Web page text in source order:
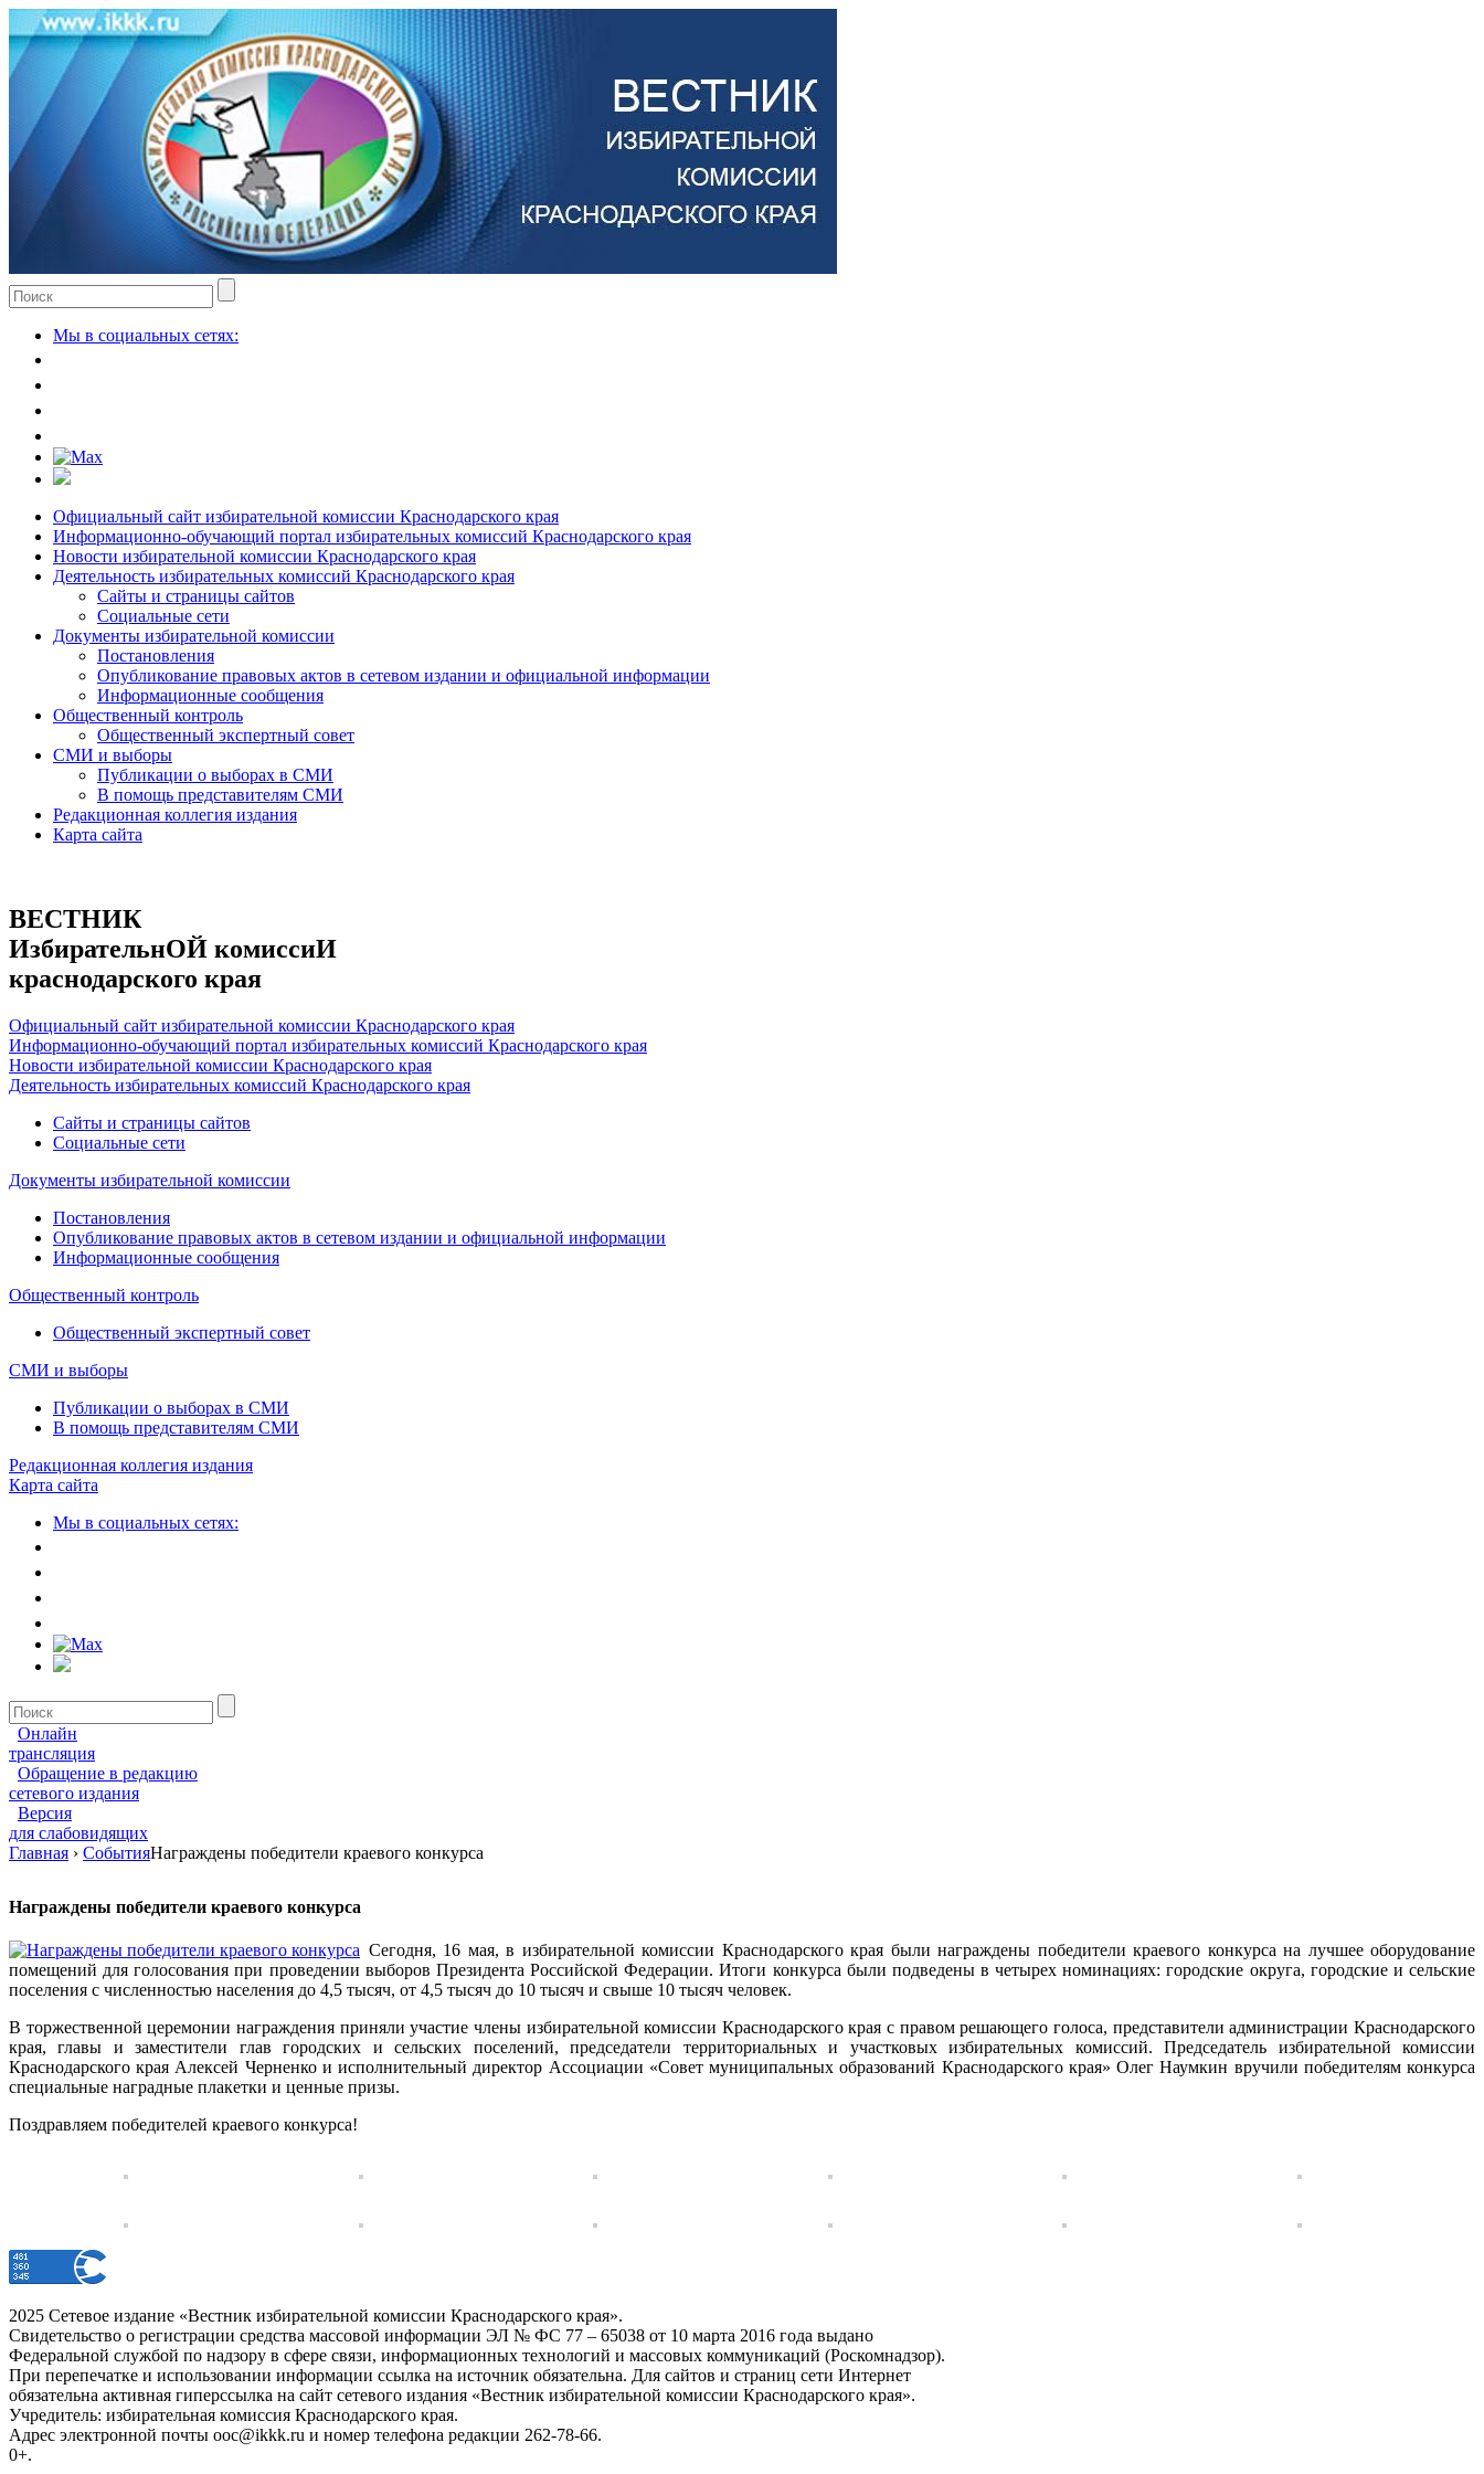
Мы в социальных сетях:
Официальный сайт избирательной комиссии Краснодарского края
Информационно-обучающий портал избирательных комиссий Краснодарского края
Новости избирательной комиссии Краснодарского края
Деятельность избирательных комиссий Краснодарского края
Сайты и страницы сайтов
Социальные сети
Документы избирательной комиссии
Постановления
Опубликование правовых актов в сетевом издании и официальной информации
Информационные сообщения
Общественный контроль
Общественный экспертный совет
СМИ и выборы
Публикации о выборах в СМИ
В помощь представителям СМИ
Редакционная коллегия издания
Карта сайта
ВЕСТНИК
ИзбирательнОЙ комиссиИ
краснодарского края
Официальный сайт избирательной комиссии Краснодарского края
Информационно-обучающий портал избирательных комиссий Краснодарского края
Новости избирательной комиссии Краснодарского края
Деятельность избирательных комиссий Краснодарского края
Сайты и страницы сайтов
Социальные сети
Документы избирательной комиссии
Постановления
Опубликование правовых актов в сетевом издании и официальной информации
Информационные сообщения
Общественный контроль
Общественный экспертный совет
СМИ и выборы
Публикации о выборах в СМИ
В помощь представителям СМИ
Редакционная коллегия издания
Карта сайта
Мы в социальных сетях:
Онлайн
трансляция
Обращение в редакцию
сетевого издания
Версия
для слабовидящих
Главная › СобытияНаграждены победители краевого конкурса
Награждены победители краевого конкурса
Сегодня, 16 мая, в избирательной комиссии Краснодарского края были награждены победители краевого конкурса на лучшее оборудование
помещений для голосования при проведении выборов Президента Российской Федерации. Итоги конкурса были подведены в четырех номинациях: городские округа, городские и сельские
поселения с численностью населения до 4,5 тысяч, от 4,5 тысяч до 10 тысяч и свыше 10 тысяч человек.
В торжественной церемонии награждения приняли участие члены избирательной комиссии Краснодарского края с правом решающего голоса, представители администрации Краснодарского
края, главы и заместители глав городских и сельских поселений, председатели территориальных и участковых избирательных комиссий. Председатель избирательной комиссии
Краснодарского края Алексей Черненко и исполнительный директор Ассоциации «Совет муниципальных образований Краснодарского края» Олег Наумкин вручили победителям конкурса
специальные наградные плакетки и ценные призы.
Поздравляем победителей краевого конкурса!
2025 Сетевое издание «Вестник избирательной комиссии Краснодарского края».
Свидетельство о регистрации средства массовой информации ЭЛ № ФС 77 – 65038 от 10 марта 2016 года выдано
Федеральной службой по надзору в сфере связи, информационных технологий и массовых коммуникаций (Роскомнадзор).
При перепечатке и использовании информации ссылка на источник обязательна. Для сайтов и страниц сети Интернет
обязательна активная гиперссылка на сайт сетевого издания «Вестник избирательной комиссии Краснодарского края».
Учредитель: избирательная комиссия Краснодарского края.
Адрес электронной почты ooc@ikkk.ru и номер телефона редакции 262-78-66.
0+.